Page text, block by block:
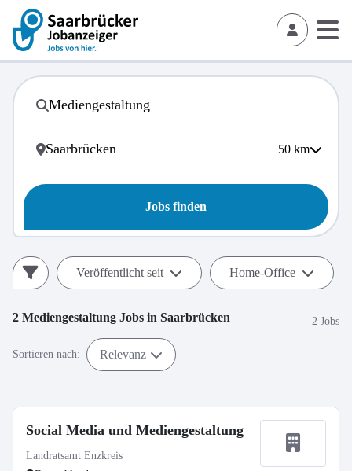
50 km
Jobs finden
Veröffentlicht seit Home-Office
2 Mediengestaltung Jobs in Saarbrücken 2 Jobs
Sortieren nach: Relevanz
Social Media und Mediengestaltung
Landratsamt Enzkreis